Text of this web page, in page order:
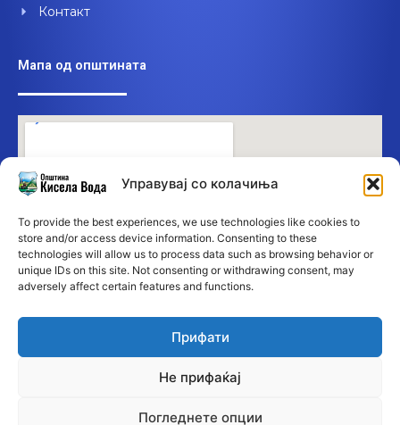
Управувај со колачиња
To provide the best experiences, we use technologies like cookies to
store and/or access device information. Consenting to these
technologies will allow us to process data such as browsing behavior or
unique IDs on this site. Not consenting or withdrawing consent, may
adversely affect certain features and functions.
Прифати
Не прифаќај
Погледнете опции
Контакт
Мапа од општината